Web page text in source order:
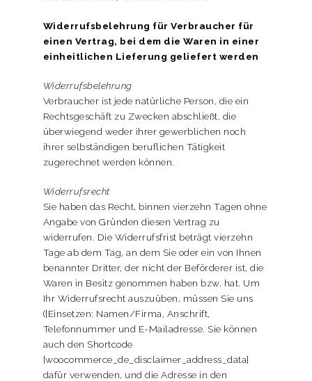
Widerrufsbelehrung für Verbraucher für
einen Vertrag, bei dem die Waren in einer
einheitlichen Lieferung geliefert werden
Widerrufsbelehrung
Verbraucher ist jede natürliche Person, die ein
Rechtsgeschäft zu Zwecken abschließt, die
überwiegend weder ihrer gewerblichen noch
ihrer selbständigen beruflichen Tätigkeit
zugerechnet werden können.
Widerrufsrecht
Sie haben das Recht, binnen vierzehn Tagen ohne
Angabe von Gründen diesen Vertrag zu
widerrufen. Die Widerrufsfrist beträgt vierzehn
Tage ab dem Tag, an dem Sie oder ein von Ihnen
benannter Dritter, der nicht der Beförderer ist, die
Waren in Besitz genommen haben bzw. hat. Um
Ihr Widerrufsrecht auszuüben, müssen Sie uns
([Einsetzen: Namen/Firma, Anschrift,
Telefonnummer und E-Mailadresse. Sie können
auch den Shortcode
[woocommerce_de_disclaimer_address_data]
dafür verwenden, und die Adresse in den